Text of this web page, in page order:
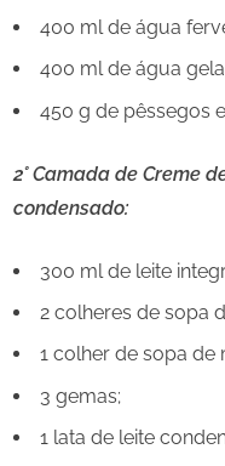
400 ml de água
400 ml de água
450 g de pêssegos
2° Camada de Creme
condensado:
300 ml de leite
2 colheres de sopa
1 colher de sopa de
3 gemas;
1 lata de leite